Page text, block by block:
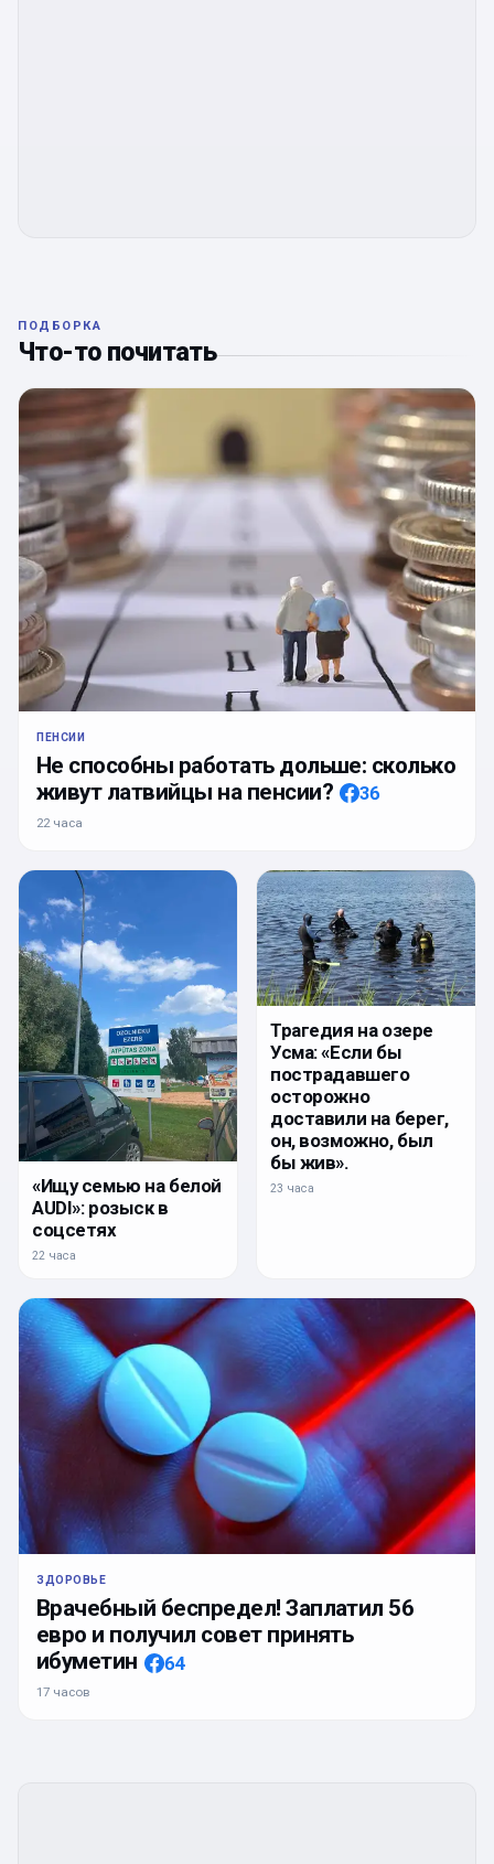
ПОДБОРКА
Что-то почитать
ПЕНСИИ
Не способны работать дольше: сколько
живут латвийцы на пенсии?
36
22 часа
«Ищу семью на белой
AUDI»: розыск в
соцсетях
22 часа
Трагедия на озере
Усма: «Если бы
пострадавшего
осторожно
доставили на берег,
он, возможно, был
бы жив».
23 часа
ЗДОРОВЬЕ
Врачебный беспредел! Заплатил 56
евро и получил совет принять
ибуметин
64
17 часов